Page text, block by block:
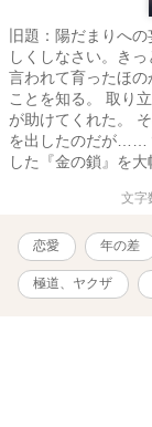
旧題：陽だまりへ
しくしなさい。き
言われて育ったほ
ことを知る。 取り
が助けてくれた。
を出したのだが……
した『金の鎖』を大
文字
恋愛 年の差
極道、ヤクザ